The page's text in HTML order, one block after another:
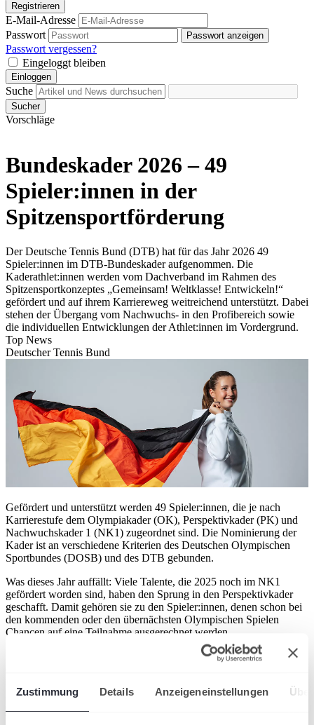
Zustimmung Details Anzeigeneinstellungen
Registrieren
E-Mail-Adresse
Passwort
Passwort anzeigen
Passwort vergessen?
Eingeloggt bleiben
Einloggen
Suche
Sucher
Vorschläge
Bundeskader 2026 – 49
Spieler:innen in der
Spitzensportförderung
Der Deutsche Tennis Bund (DTB) hat für das Jahr 2026 49
Spieler:innen im DTB-Bundeskader aufgenommen. Die
Kaderathlet:innen werden vom Dachverband im Rahmen des
Spitzensportkonzeptes „Gemeinsam! Weltklasse! Entwickeln!“
gefördert und auf ihrem Karriereweg weitreichend unterstützt. Dabei
stehen der Übergang vom Nachwuchs- in den Profibereich sowie
die individuellen Entwicklungen der Athlet:innen im Vordergrund.
Top News
Deutscher Tennis Bund
Gefördert und unterstützt werden 49 Spieler:innen, die je nach
Karrierestufe dem Olympiakader (OK), Perspektivkader (PK) und
Nachwuchskader 1 (NK1) zugeordnet sind. Die Nominierung der
Kader ist an verschiedene Kriterien des Deutschen Olympischen
Sportbundes (DOSB) und des DTB gebunden.
Was dieses Jahr auffällt: Viele Talente, die 2025 noch im NK1
gefördert worden sind, haben den Sprung in den Perspektivkader
geschafft. Damit gehören sie zu den Spieler:innen, denen schon bei
den kommenden oder den übernächsten Olympischen Spielen
Chancen auf eine Teilnahme ausgerechnet werden.
Neben dem Bundes- und Landeskader gibt es seit 2025 einen DTB-
Entwicklungen der DTB weiter beobachten möchte und